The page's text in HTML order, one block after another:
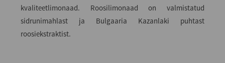
kvaliteetlimonaad. Roosilimonaad on valmistatud
sidrunimahlast ja Bulgaaria Kazanlaki puhtast
roosiekstraktist.